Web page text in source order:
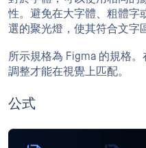
性。避免在大字體、粗體字
選的聚光燈，使其符合文字
所示規格為 Figma 的規格
調整才能在視覺上匹配。
公式